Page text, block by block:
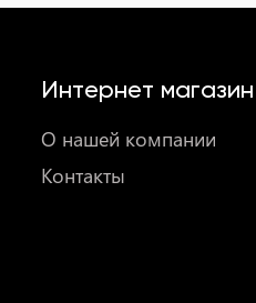
Интернет магазин
О нашей компании
Контакты